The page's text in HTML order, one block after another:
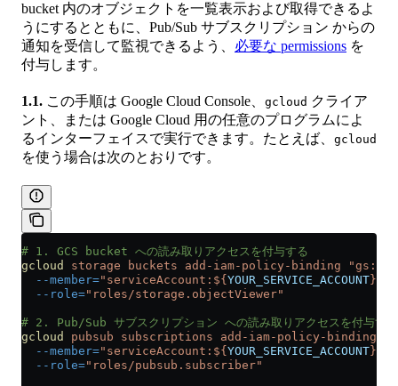
bucket 内のオブジェクトを一覧表示および取得できるよ
うにするとともに、Pub/Sub サブスクリプション からの
通知を受信して監視できるよう、 必要な permissions を
付与します。
1.1. この手順は Google Cloud Console、 gcloud クライア
ント、または Google Cloud 用の任意のプログラムによ
るインターフェイスで実行できます。たとえば、 gcloud
を使う場合は次のとおりです。
# 1. GCS bucket への読み取りアクセスを付与する
gcloud
storage buckets add-iam-policy-binding "gs://
  --member=
"serviceAccount:${ YOUR_SERVICE_ACCOUNT }@${
  --role=
"roles/storage.objectViewer"
# 2. Pub/Sub サブスクリプション への読み取りアクセスを付与する
gcloud
pubsub subscriptions add-iam-policy-binding
  --member=
"serviceAccount:${ YOUR_SERVICE_ACCOUNT }@${
  --role=
"roles/pubsub.subscriber"